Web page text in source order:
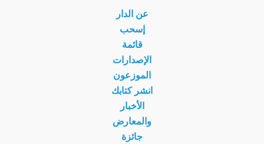
عن الدار
إسحب
قائمة
الإصدارات
الموزعون
انشر كتابك
الأخبار
والمعارض
جائزة